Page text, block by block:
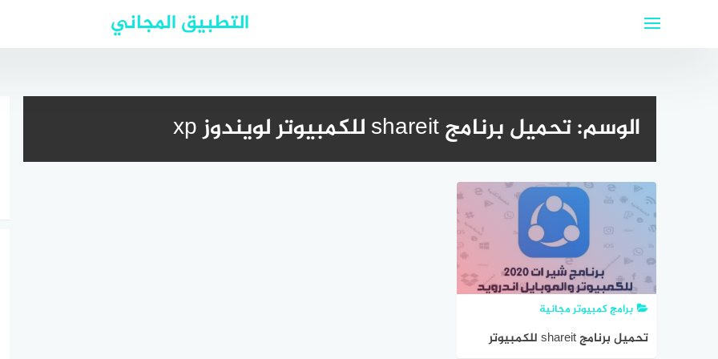
التطبيق المجاني
الوسم:تحميل برنامج shareit للكمبيوتر لويندوز xp
برامج كمبيوتر مجانية
تحميل برنامج shareit للكمبيوتر